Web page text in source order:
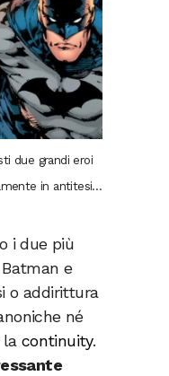
due grandi eroi
in antitesi…
i due più
e
o addirittura
né
la continuity.